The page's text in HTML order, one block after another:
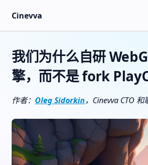
Skip to content
Cinevva
我们为什么自研
擎，而不是 fork
作者： Oleg Sidorkin，Cinevva CTO